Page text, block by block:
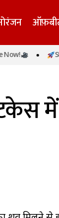
के बुलंदशहर में
Stay
में